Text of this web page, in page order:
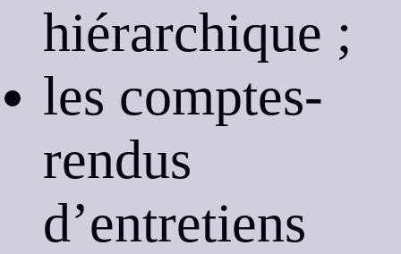
hiérarchique ;
les comptes-
rendus
d’entretiens